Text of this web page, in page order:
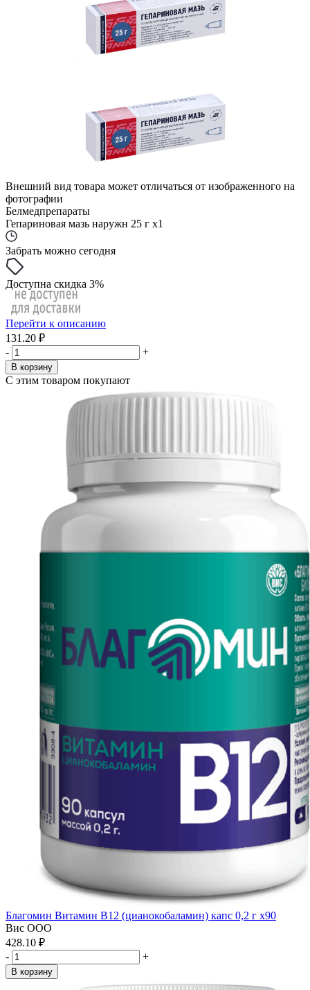
Внешний вид товара может отличаться от изображенного на
фотографии
Белмедпрепараты
Гепариновая мазь наружн 25 г x1
Забрать можно сегодня
Доступна скидка 3%
Перейти к описанию
131.20 ₽
-
+
В корзину
С этим товаром покупают
Благомин Витамин В12 (цианокобаламин) капс 0,2 г x90
Вис ООО
428.10 ₽
-
+
В корзину